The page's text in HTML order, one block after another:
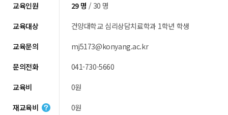
교육인원
29 명 / 30 명
교육대상
건양대학교 심리상담치료학과 1학년 학생
교육문의
mj5173@konyang.ac.kr
문의전화
041-730-5660
교육비
0원
재교육비
0원